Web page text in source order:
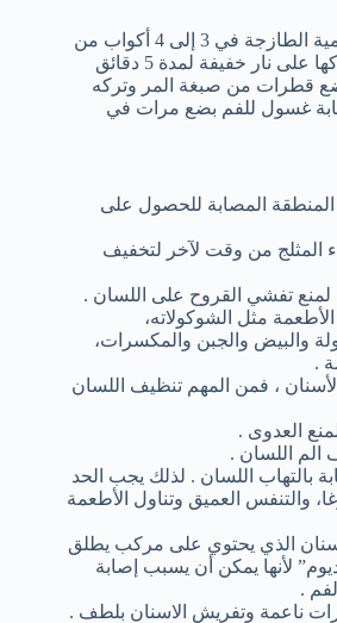
غلي حفنة من أوراق المريمية الطازجة في 3 إلى 4 أكواب من
الماء لمدة دقيقتين ، ثم تركها على نار خفيفة لمدة 5 دقائق
قطرات من صبغة المر وتركه
غسول للفم بضع مرات في
المصابة للحصول على
المثلج من وقت لآخر لتخفيف
مثل الشوكولاته،
والبيض والجبن والمكسرات،
.
، فمن المهم تنظيف اللسان
العدوى .
الم اللسان .
بالتهاب اللسان . لذلك يجب الحد
والتنفس العميق وتناول الأطعمة
الذي يحتوي على مركب يطلق
لأنها يمكن أن يسبب إصابة
.
ناعمة وتفريش الاسنان بلطف .